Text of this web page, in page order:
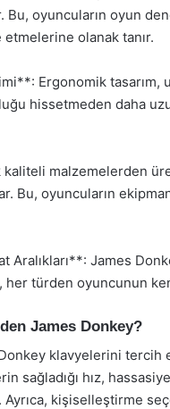
Bu, oyuncuların oyun
olanak tanır.
Ergonomik tasarım,
hissetmeden daha
kaliteli malzemelerden
Bu, oyuncuların
Aralıkları**: James
her türden oyuncunun
James Donkey?
klavyelerini
sağladığı hız,
Ayrıca, kişiselleştirme